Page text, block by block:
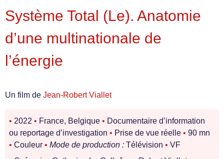
Système Total (Le). Anatomie
d’une multinationale de
l’énergie
Un film de Jean-Robert Viallet
• 2022 • France, Belgique • Documentaire d’information
ou reportage d’investigation • Prise de vue réelle • 90 mn
• Couleur • Mode de production : Télévision • VF